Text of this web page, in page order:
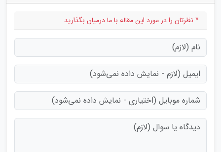
* نظرتان را در مورد این مقاله با ما درمیان بگذارید